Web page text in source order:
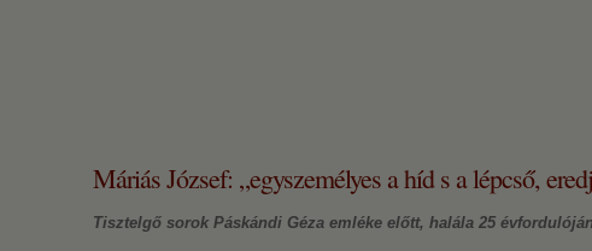
Máriás József: „egyszemélyes a híd s a lépcső,
Tisztelgő sorok Páskándi Géza emléke előtt, halála 25